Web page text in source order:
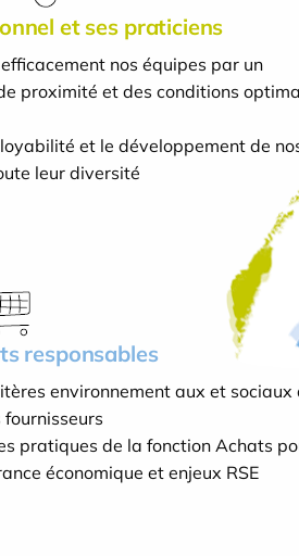
et ses praticiens
nos équipes par un
proximité et des conditions
et le développement de
leur diversité
responsables
environnement aux et sociaux
fournisseurs
pratiques de la fonction Achats
économique et enjeux RSE